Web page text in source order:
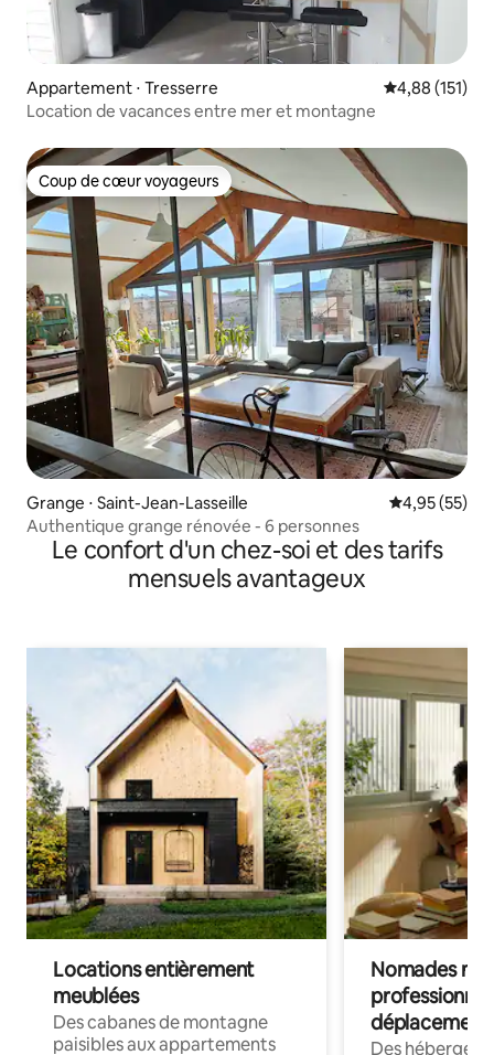
Appartement ⋅ Tresserre Évaluation
4,88 (151)
Location de vacances entre mer et montagne
Coup de cœur voyageurs
Coup de cœur voyageurs
Grange ⋅ Saint-Jean-Lasseille Évaluation
4,95 (55)
Authentique grange rénovée - 6 personnes
Le confort d'un chez-soi et des tarifs
mensuels avantageux
Locations entièrement
meublées
Des cabanes de montagne
paisibles aux appartements
Nomades
déplacement
Des